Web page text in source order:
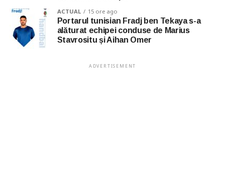
ACTUAL 15 ore ago
Portarul tunisian Fradj ben Tekaya s-a
alăturat echipei conduse de Marius
Stavrositu și Aihan Omer
ADVERTISEMENT